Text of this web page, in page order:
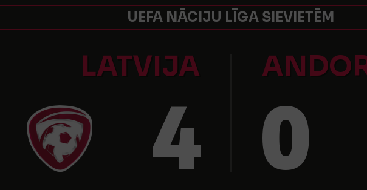
UEFA NĀCIJU LĪGA SIEVIETĒM
LATVIJA
4 0